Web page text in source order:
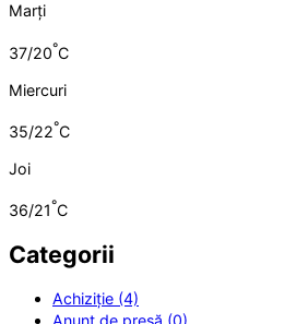
Marți
37/20°C
Miercuri
35/22°C
Joi
36/21°C
Categorii
Achiziție (4)
Anunț de presă (0)